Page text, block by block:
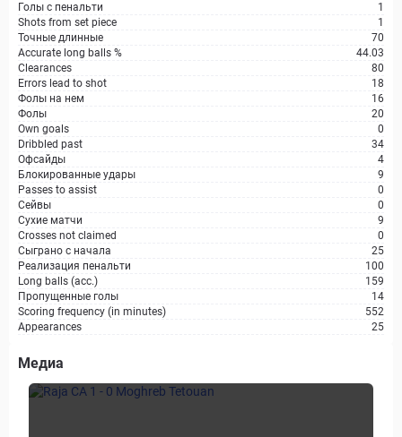
Голы с пенальти
1
Shots from set piece
1
Точные длинные
70
Accurate long balls %
44.03
Clearances
80
Errors lead to shot
18
Фолы на нем
16
Фолы
20
Own goals
0
Dribbled past
34
Офсайды
4
Блокированные удары
9
Passes to assist
0
Сейвы
0
Сухие матчи
9
Crosses not claimed
0
Сыграно с начала
25
Реализация пенальти
100
Long balls (acc.)
159
Пропущенные голы
14
Scoring frequency (in minutes)
552
Appearances
25
Медиа